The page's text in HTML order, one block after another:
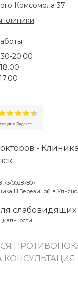
Комсомола 37
клиники
20.00
00287807
Н.Березиной в
слабовидящих